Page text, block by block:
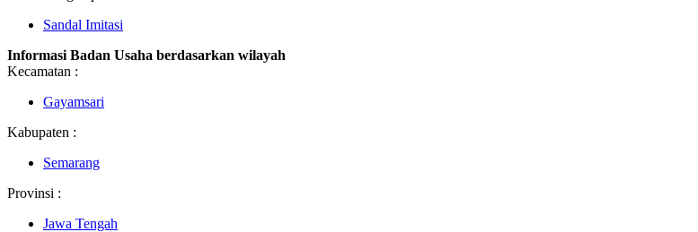
Sandal Imitasi
Informasi Badan Usaha berdasarkan wilayah
Kecamatan :
Gayamsari
Kabupaten :
Semarang
Provinsi :
Jawa Tengah